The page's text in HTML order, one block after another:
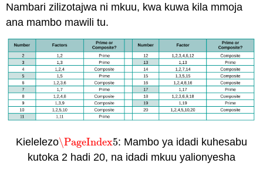
Nambari zilizotajwa ni mkuu, kwa kuwa kila mmoja
ana mambo mawili tu.
Kielelezo\PageIndex5
\PageIndex5: Mambo ya idadi kuhesabu
kutoka 2 hadi 20, na idadi mkuu yalionyesha